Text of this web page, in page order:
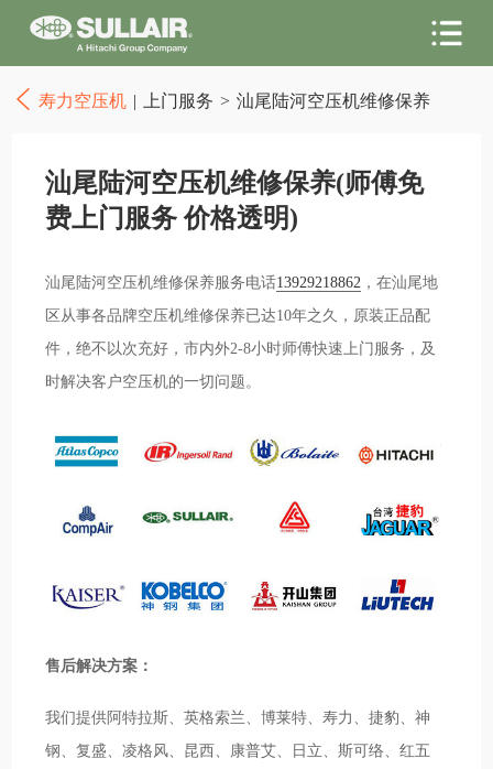
寿力空压机 | 上门服务 > 汕尾陆河空压机维修保养
汕尾陆河空压机维修保养(师傅免
费上门服务 价格透明)
汕尾陆河空压机维修保养服务电话13929218862 ，在汕尾地
区从事各品牌空压机维修保养已达10年之久，原装正品配
件，绝不以次充好，市内外2-8小时师傅快速上门服务，及
时解决客户空压机的一切问题。
售后解决方案：
我们提供阿特拉斯、英格索兰、博莱特、寿力、捷豹、神
钢、复盛、凌格风、昆西、康普艾、日立、斯可络、红五